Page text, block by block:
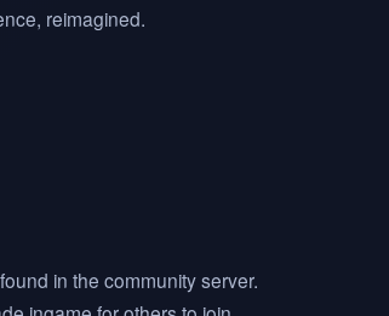
reimagined.
in the community server.